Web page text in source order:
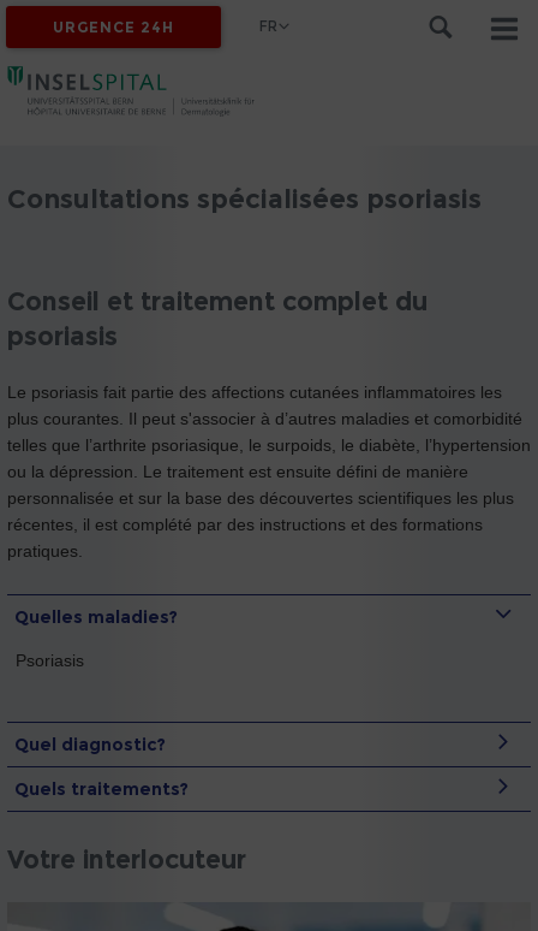
URGENCE 24H FR
Consultations spécialisées psoriasis
Conseil et traitement complet du
psoriasis
Le psoriasis fait partie des affections cutanées inflammatoires les
plus courantes. Il peut s'associer à d’autres maladies et comorbidité
telles que l’arthrite psoriasique, le surpoids, le diabète, l’hypertension
ou la dépression. Le traitement est ensuite défini de manière
personnalisée et sur la base des découvertes scientifiques les plus
récentes, il est complété par des instructions et des formations
pratiques.
Quelles maladies?
Psoriasis
Quel diagnostic?
Quels traitements?
Votre interlocuteur